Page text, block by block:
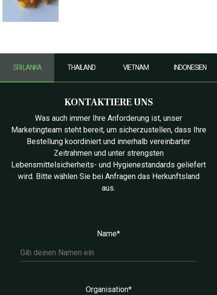
SRI LANKA THAILAND VIETNAM INDONESIEN
KONTAKTIERE UNS
Was auch immer Ihre Anforderung ist, unser
Marketingteam steht bereit, um sicherzustellen, dass Ihre
Bestellung koordiniert und innerhalb vereinbarter
Zeitrahmen und unter strengsten
Lebensmittelsicherheits- und Hygienestandards geliefert
wird. Bitte wählen Sie bei Anfragen das Herkunftsland
aus.
Name*
Organisation*